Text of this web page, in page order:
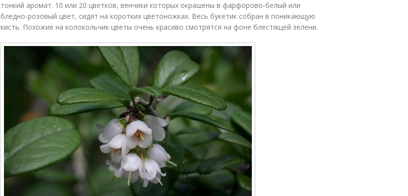
тонкий аромат. 10 или 20 цветков, венчики которых окрашены в фарфорово-белый или
бледно-розовый цвет, сидят на коротких цветоножках. Весь букетик собран в поникающую
кисть. Похожие на колокольчик цветы очень красиво смотрятся на фоне блестящей зелени.